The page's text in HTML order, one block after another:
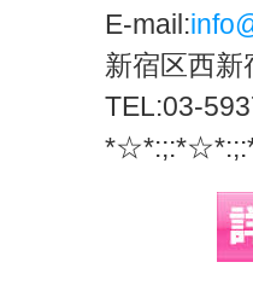
E-mail:
新宿区西
TEL:03-